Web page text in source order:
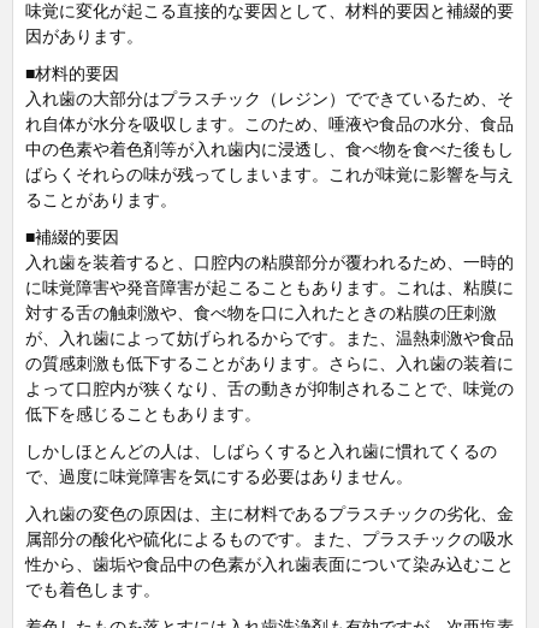
味覚に変化が起こる直接的な要因として、材料的要因と補綴的要
因があります。
■材料的要因
入れ歯の大部分はプラスチック（レジン）でできているため、そ
れ自体が水分を吸収します。このため、唾液や食品の水分、食品
中の色素や着色剤等が入れ歯内に浸透し、食べ物を食べた後もし
ばらくそれらの味が残ってしまいます。これが味覚に影響を与え
ることがあります。
■補綴的要因
入れ歯を装着すると、口腔内の粘膜部分が覆われるため、一時的
に味覚障害や発音障害が起こることもあります。これは、粘膜に
対する舌の触刺激や、食べ物を口に入れたときの粘膜の圧刺激
が、入れ歯によって妨げられるからです。また、温熱刺激や食品
の質感刺激も低下することがあります。さらに、入れ歯の装着に
よって口腔内が狭くなり、舌の動きが抑制されることで、味覚の
低下を感じることもあります。
しかしほとんどの人は、しばらくすると入れ歯に慣れてくるの
で、過度に味覚障害を気にする必要はありません。
入れ歯の変色の原因は、主に材料であるプラスチックの劣化、金
属部分の酸化や硫化によるものです。また、プラスチックの吸水
性から、歯垢や食品中の色素が入れ歯表面について染み込むこと
でも着色します。